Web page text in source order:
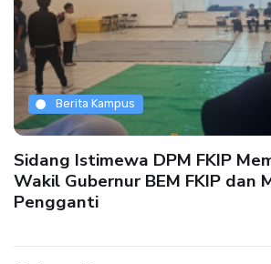
Berita Kampus
Sidang Istimewa DPM FKIP
Wakil Gubernur BEM FKIP dan
Pengganti